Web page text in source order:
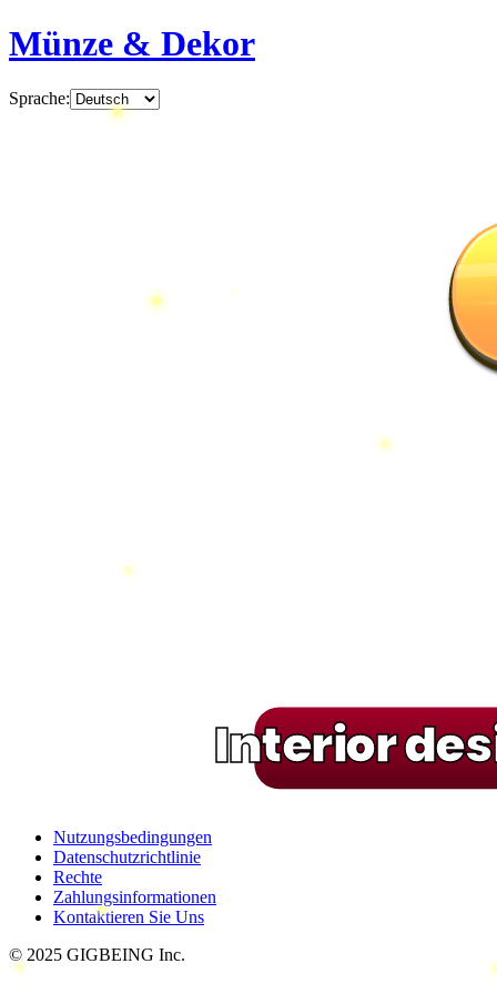
Münze & Dekor
Sprache:
Interior
Nutzungsbedingungen
Datenschutzrichtlinie
Rechte
Zahlungsinformationen
Kontaktieren Sie Uns
© 2025 GIGBEING Inc.